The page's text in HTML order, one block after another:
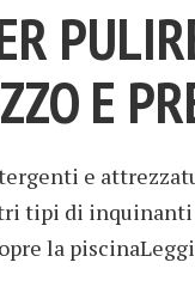
E
e
tipi di inquinanti
la piscinaLeggi